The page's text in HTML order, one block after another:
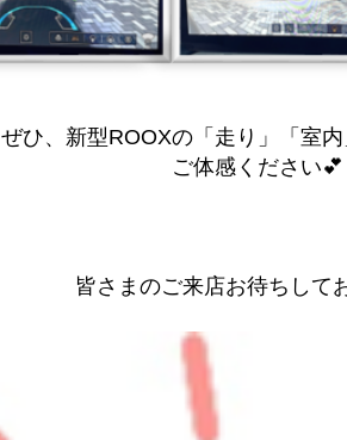
ぜひ、新型ROOXの「走り」「室
ご体感ください💕
皆さまのご来店お待ちして